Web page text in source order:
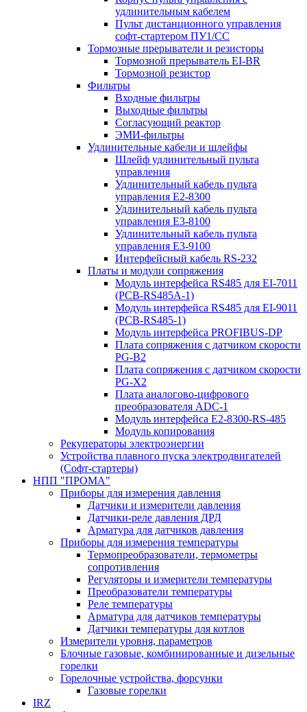
удлинительным кабелем
Пульт дистанционного управления
софт-стартером ПУ1/СС
Тормозные прерыватели и резисторы
Тормозной прерыватель EI-BR
Тормозной резистор
Фильтры
Входные фильтры
Выходные фильтры
Согласующий реактор
ЭМИ-фильтры
Удлинительные кабели и шлейфы
Шлейф удлинительный пульта
управления
Удлинительный кабель пульта
управления Е2-8300
Удлинительный кабель пульта
управления Е3-8100
Удлинительный кабель пульта
управления Е3-9100
Интерфейсный кабель RS-232
Платы и модули сопряжения
Модуль интерфейса RS485 для EI-7011
(PCB-RS485A-1)
Модуль интерфейса RS485 для EI-9011
(PCB-RS485-1)
Модуль интерфейса PROFIBUS-DP
Плата сопряжения с датчиком скорости
PG-B2
Плата сопряжения с датчиком скорости
PG-X2
Плата аналогово-цифрового
преобразователя ADC-1
Модуль интерфейса Е2-8300-RS-485
Модуль копирования
Рекуператоры электроэнергии
Устройства плавного пуска электродвигателей
(Софт-стартеры)
НПП "ПРОМА"
Приборы для измерения давления
Датчики и измерители давления
Датчики-реле давления ДРД
Арматура для датчиков давления
Приборы для измерения температуры
Термопреобразователи, термометры
сопротивления
Регуляторы и измерители температуры
Преобразователи температуры
Реле температуры
Арматура для датчиков температуры
Датчики температуры для котлов
Измерители уровня, параметров
Блочные газовые, комбинированные и дизельные
горелки
Горелочные устройства, форсунки
Газовые горелки
IRZ